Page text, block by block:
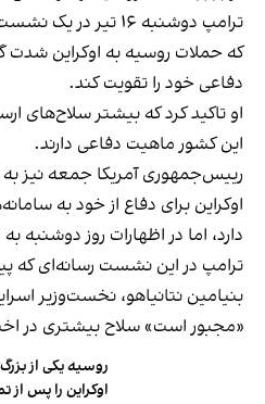
ترامپ دوشنبه ۱۶
که حملات روسیه به اوکراین شدت
دفاعی خود را تقویت کند.
او تاکید کرد که بیشتر سلاح‌های
این کشور ماهیت دفاعی دارند.
رییس‌جمهوری آمریکا جمعه نیز به
اوکراین برای دفاع از خود به
دارد، اما در اظهارات روز دوشنبه
ترامپ در این نشست رسانه‌‌ای که
بنیامین نتانیاهو، نخست‌وزیر
«مجبور است» سلاح بیشتری در
روسیه یکی از
اوکراین را پس از